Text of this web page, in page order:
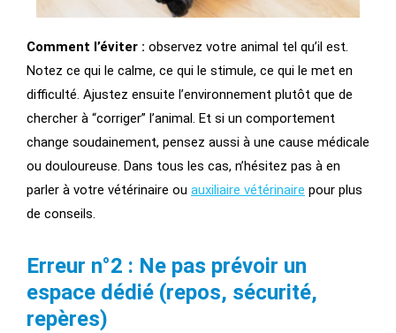
Comment l’éviter : observez votre animal tel qu’il est.
Notez ce qui le calme, ce qui le stimule, ce qui le met en
difficulté. Ajustez ensuite l’environnement plutôt que de
chercher à “corriger” l’animal. Et si un comportement
change soudainement, pensez aussi à une cause médicale
ou douloureuse. Dans tous les cas, n’hésitez pas à en
parler à votre vétérinaire ou auxiliaire vétérinaire pour plus
de conseils.
Erreur n°2 : Ne pas prévoir un
espace dédié (repos, sécurité,
repères)